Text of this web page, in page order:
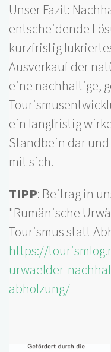
Unser Fazit:
entscheidende
kurzfristig
Ausverkauf der
eine nachhaltige,
ein langfristig
Standbein dar
mit sich.
TIPP: Beitrag in
"Rumänische
Tourismus statt
https://
urwaelder-
abholzung/